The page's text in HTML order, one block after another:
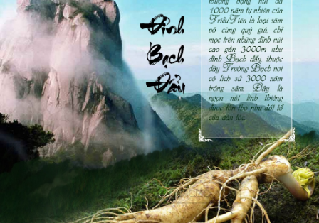
Do mọc tự nhiên nên sâm không có cứa thành phần hóa học tác
động trong quá trình chăm sóc, mang đến những dược chất quý
giá nhất dành cho sức khỏe. Theo những người “ sành sâm” tại
Việt Nam thì giống sâm này chỉ tìm được tại những vùng có khí
hậu ôn đới, ấm áp và mát mẻ quanh năm, độ cao khoảng từ
4000-5000m so với mực nước biển.
Khi củ sâm bắt đầu mọc thường có đầu ngẩng lên trời những chỉ
được vài năm hoặc vài chục năm thì thân nặng quá lại bị nằm gục
xuống rồi bị mùn lá che kín hết nên phần thân đều bị chìm trong
đất đá. Tuy nhiên, nhờ cách sinh trưởng này mà cây nhân sâm